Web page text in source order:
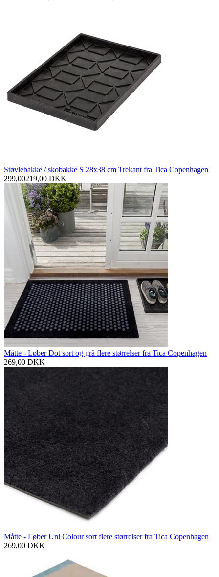
Støvlebakke / skobakke S 28x38 cm Trekant fra Tica Copenhagen
299,00219,00 DKK
Måtte - Løber Dot sort og grå flere størrelser fra Tica Copenhagen
269,00 DKK
Måtte - Løber Uni Colour sort flere størrelser fra Tica Copenhagen
269,00 DKK